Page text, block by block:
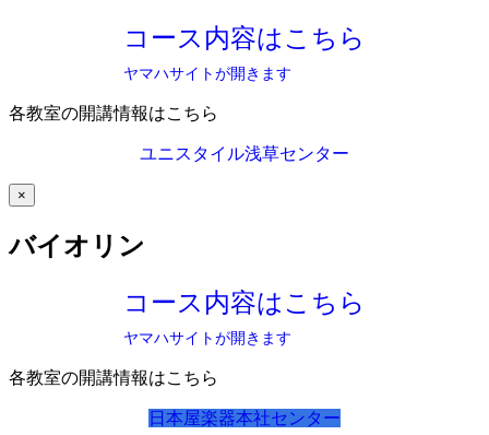
コース内容はこちら
ヤマハサイトが開きます
各教室の開講情報はこちら
ユニスタイル浅草センター
×
バイオリン
コース内容はこちら
ヤマハサイトが開きます
各教室の開講情報はこちら
日本屋楽器本社センター